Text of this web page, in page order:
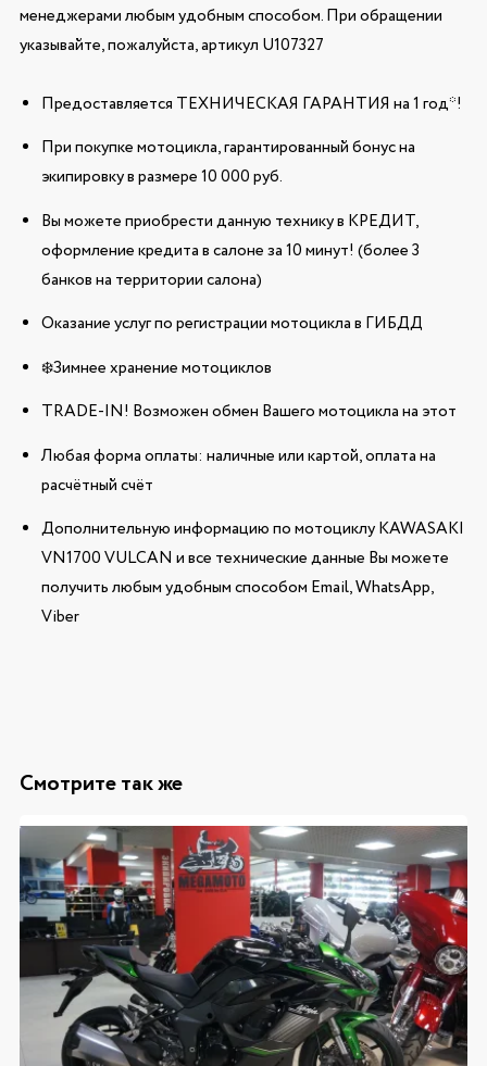
менеджерами любым удобным способом. При обращении
указывайте, пожалуйста, артикул U107327
Предоставляется ТЕХНИЧЕСКАЯ ГАРАНТИЯ на 1 год*!
При покупке мотоцикла, гарантированный бонус на
экипировку в размере 10 000 руб.
Вы можете приобрести данную технику в КРЕДИТ,
оформление кредита в салоне за 10 минут! (более 3
банков на территории салона)
Оказание услуг по регистрации мотоцикла в ГИБДД
❄️Зимнее хранение мотоциклов
TRADE-IN! Возможен обмен Вашего мотоцикла на этот
Любая форма оплаты: наличные или картой, оплата на
расчётный счёт
Дополнительную информацию по мотоциклу KAWASAKI
VN1700 VULCAN и все технические данные Вы можете
получить любым удобным способом Email, WhatsApp,
Viber
Смотрите так же